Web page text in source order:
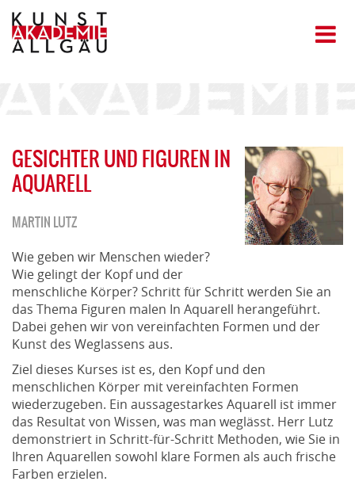
GESICHTER UND FIGUREN IN
AQUARELL
MARTIN LUTZ
Wie geben wir Menschen wieder?
Wie gelingt der Kopf und der
menschliche Körper? Schritt für Schritt werden Sie an
das Thema Figuren malen In Aquarell herangeführt.
Dabei gehen wir von vereinfachten Formen und der
Kunst des Weglassens aus.
Ziel dieses Kurses ist es, den Kopf und den
menschlichen Körper mit vereinfachten Formen
wiederzugeben. Ein aussagestarkes Aquarell ist immer
das Resultat von Wissen, was man weglässt. Herr Lutz
demonstriert in Schritt-für-Schritt Methoden, wie Sie in
Ihren Aquarellen sowohl klare Formen als auch frische
Farben erzielen.